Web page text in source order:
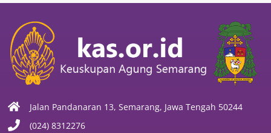
Jalan Pandanaran 13, Semarang, Jawa Tengah 50244
(024) 8312276